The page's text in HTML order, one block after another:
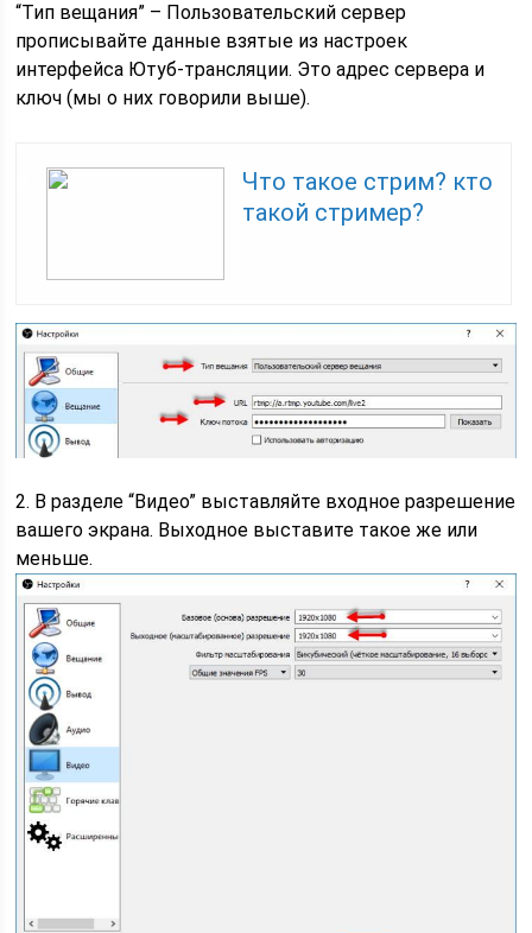
“Тип вещания” – Пользовательский сервер
прописывайте данные взятые из настроек
интерфейса Ютуб-трансляции. Это адрес сервера и
ключ (мы о них говорили выше).
Что такое стрим? кто
такой стример?
2. В разделе “Видео” выставляйте входное разрешение
вашего экрана. Выходное выставите такое же или
меньше.